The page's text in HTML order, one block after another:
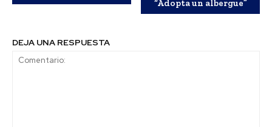
“Adopta un albergue”
DEJA UNA RESPUESTA